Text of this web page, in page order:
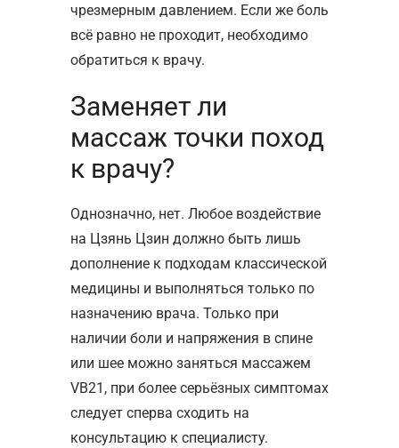
чрезмерным давлением. Если же боль
всё равно не проходит, необходимо
обратиться к врачу.
Заменяет ли
массаж точки поход
к врачу?
Однозначно, нет. Любое воздействие
на Цзянь Цзин должно быть лишь
дополнение к подходам классической
медицины и выполняться только по
назначению врача. Только при
наличии боли и напряжения в спине
или шее можно заняться массажем
VB21, при более серьёзных симптомах
следует сперва сходить на
консультацию к специалисту.